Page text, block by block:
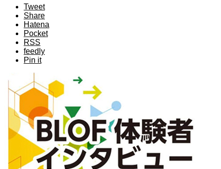
Tweet
Share
Hatena
Pocket
RSS
feedly
Pin it